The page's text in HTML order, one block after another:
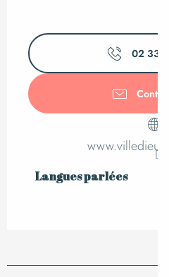
02 33
Langues parlées
Langues parlées